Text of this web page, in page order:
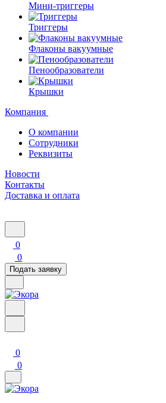
Мини-триггеры
Триггеры
Флаконы вакуумные
Пенообразователи
Крышки
Компания
О компании
Сотрудники
Реквизиты
Новости
Контакты
Доставка и оплата
0
0
Подать заявку
0
0